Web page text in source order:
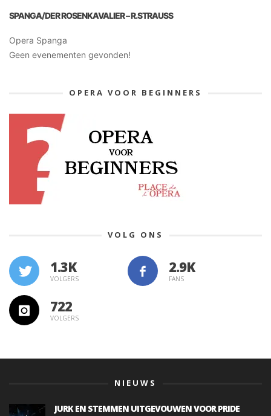
SPANGA/DER ROSENKAVALIER – R.STRAUSS
Opera Spanga
Geen evenementen gevonden!
OPERA VOOR BEGINNERS
VOLG ONS
1.3K
VOLGERS FANS
722
VOLGERS
NIEUWS
JURK EN STEMMEN UITGEVOUWEN VOOR PRIDE